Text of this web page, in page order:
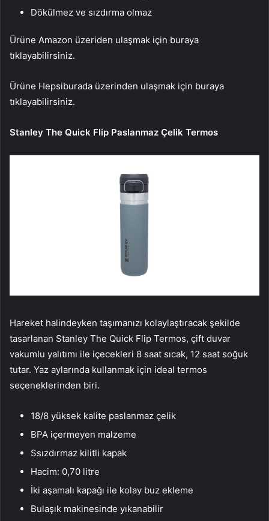
Dökülmez ve sızdırma olmaz
Ürüne Amazon üzeriden ulaşmak için buraya
tıklayabilirsiniz.
Ürüne Hepsiburada üzerinden ulaşmak için buraya
tıklayabilirsiniz.
Stanley The Quick Flip Paslanmaz Çelik Termos
Hareket halindeyken taşımanızı kolaylaştıracak şekilde
tasarlanan Stanley The Quick Flip Termos, çift duvar
vakumlu yalıtımı ile içecekleri 8 saat sıcak, 12 saat soğuk
tutar. Yaz aylarında kullanmak için ideal termos
seçeneklerinden biri.
18/8 yüksek kalite paslanmaz çelik
BPA içermeyen malzeme
Ssızdırmaz kilitli kapak
Hacim: 0,70 litre
İki aşamalı kapağı ile kolay buz ekleme
Bulaşık makinesinde yıkanabilir